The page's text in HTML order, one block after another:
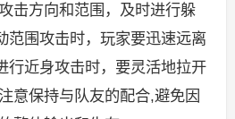
击方向和范围，及时进行躲
范围攻击时，玩家要迅速远离
行近身攻击时，要灵活地拉开
意保持与队友的配合,避免因